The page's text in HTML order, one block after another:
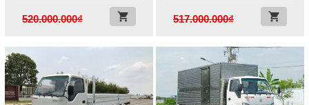
520.000.000₫ 517.000.000₫